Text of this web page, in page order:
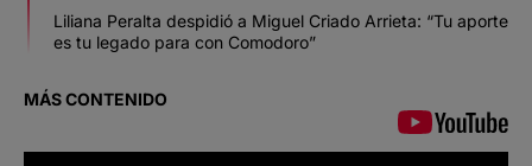
Liliana Peralta despidió a Miguel Criado Arrieta: “Tu aporte
es tu legado para con Comodoro”
MÁS CONTENIDO